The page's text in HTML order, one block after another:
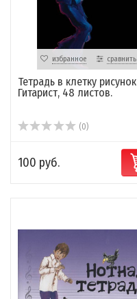
избранное сравнить
Тетрадь в клетку рисунок
Гитарист, 48 листов.
(0)
100 руб.